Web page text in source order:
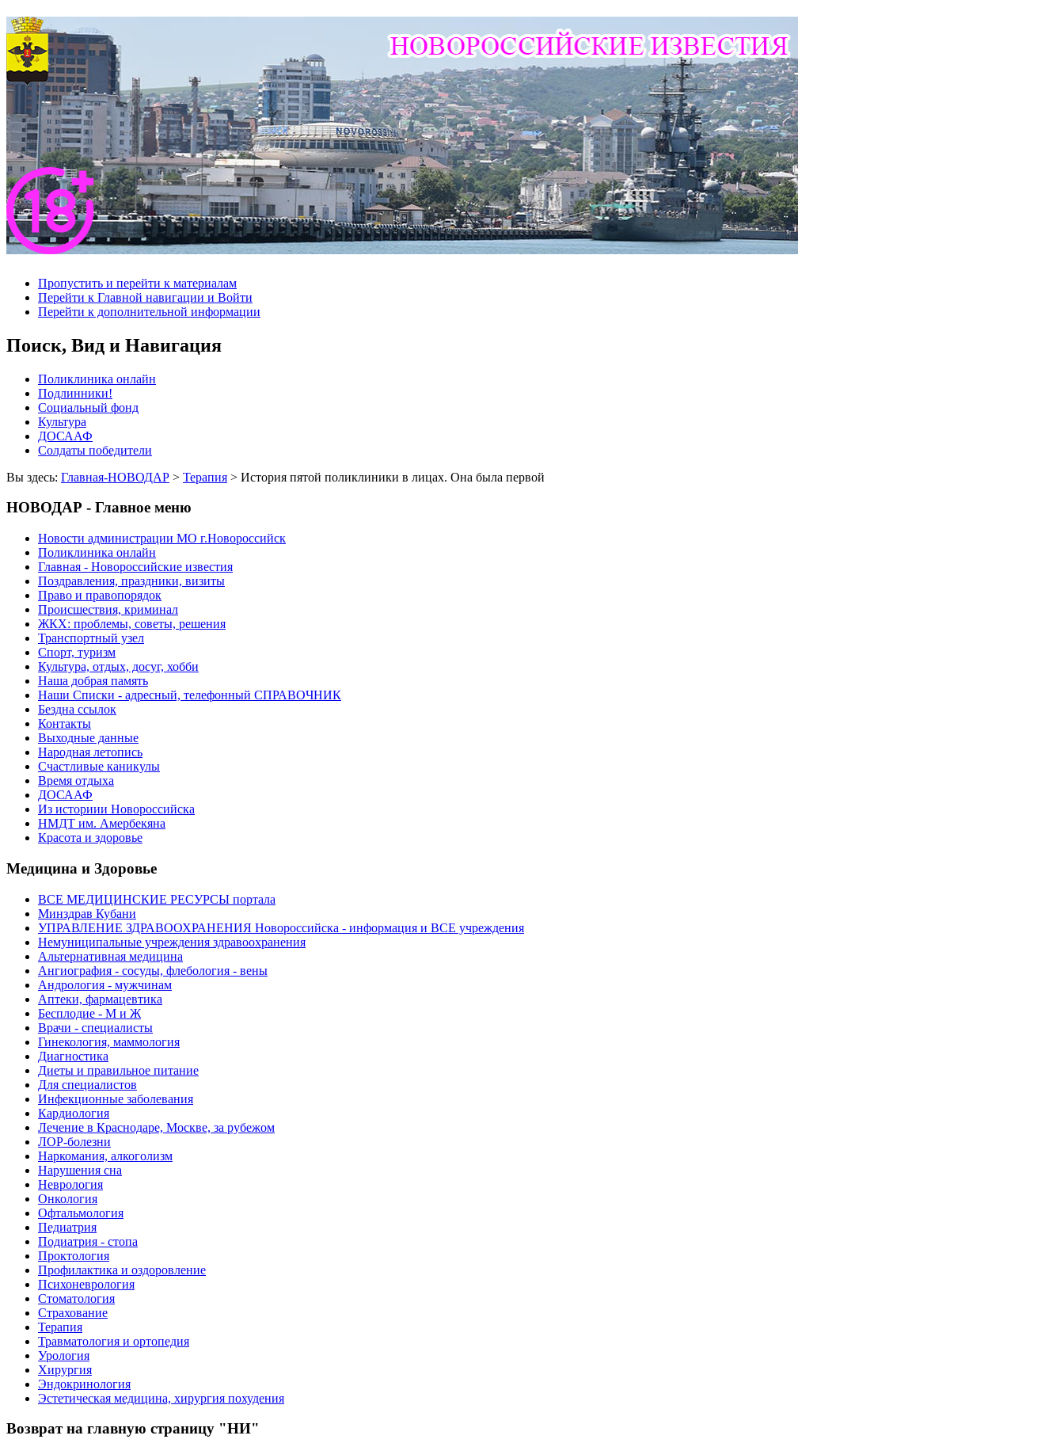
Пропустить и перейти к материалам
Перейти к Главной навигации и Войти
Перейти к дополнительной информации
Поиск, Вид и Навигация
Поликлиника онлайн
Подлинники!
Социальный фонд
Культура
ДОСААФ
Солдаты победители
Вы здесь: Главная-НОВОДАР > Терапия > История пятой поликлиники в лицах. Она была первой
НОВОДАР - Главное меню
Новости администрации МО г.Новороссийск
Поликлиника онлайн
Главная - Новороссийские известия
Поздравления, праздники, визиты
Право и правопорядок
Происшествия, криминал
ЖКХ: проблемы, советы, решения
Транспортный узел
Спорт, туризм
Культура, отдых, досуг, хобби
Наша добрая память
Наши Списки - адресный, телефонный СПРАВОЧНИК
Бездна ссылок
Контакты
Выходные данные
Народная летопись
Счастливые каникулы
Время отдыха
ДОСААФ
Из историии Новороссийска
НМДТ им. Амербекяна
Красота и здоровье
Медицина и Здоровье
ВСЕ МЕДИЦИНСКИЕ РЕСУРСЫ портала
Минздрав Кубани
УПРАВЛЕНИЕ ЗДРАВООХРАНЕНИЯ Новороссийска - информация и ВСЕ учреждения
Немуниципальные учреждения здравоохранения
Альтернативная медицина
Ангиография - сосуды, флебология - вены
Андрология - мужчинам
Аптеки, фармацевтика
Бесплодие - М и Ж
Врачи - специалисты
Гинекология, маммология
Диагностика
Диеты и правильное питание
Для специалистов
Инфекционные заболевания
Кардиология
Лечение в Краснодаре, Москве, за рубежом
ЛОР-болезни
Наркомания, алкоголизм
Нарушения сна
Неврология
Онкология
Офтальмология
Педиатрия
Подиатрия - стопа
Проктология
Профилактика и оздоровление
Психоневрология
Стоматология
Страхование
Терапия
Травматология и ортопедия
Урология
Хирургия
Эндокринология
Эстетическая медицина, хирургия похудения
Возврат на главную страницу "НИ"